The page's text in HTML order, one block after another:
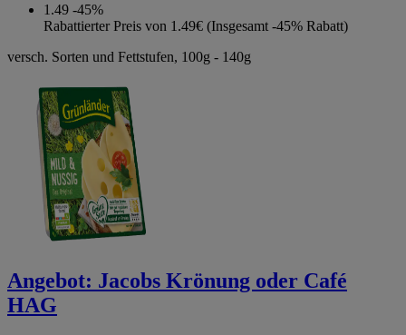
1.49 -45%
Rabattierter Preis von 1.49€ (Insgesamt -45% Rabatt)
versch. Sorten und Fettstufen, 100g - 140g
Angebot: Jacobs Krönung oder Café
HAG